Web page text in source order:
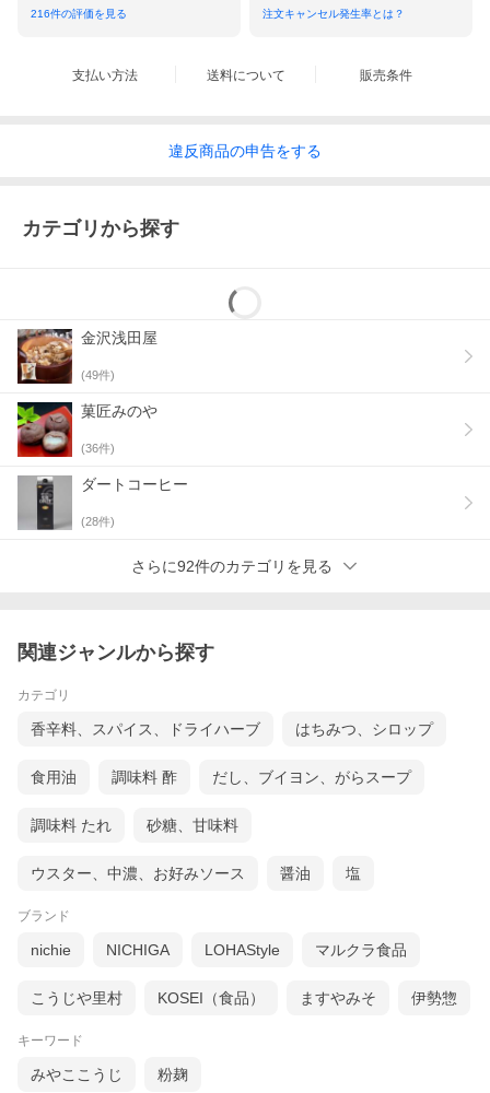
216件の評価を見る 注文キャンセル発生率とは？
支払い方法 送料について 販売条件
違反商品の申告をする
カテゴリから探す
金沢浅田屋
(49件)
菓匠みのや
(36件)
ダートコーヒー
(28件)
さらに92件のカテゴリを見る
関連ジャンルから探す
カテゴリ
香辛料、スパイス、ドライハーブ はちみつ、シロップ
食用油 調味料 酢 だし、ブイヨン、がらスープ
調味料 たれ 砂糖、甘味料
ウスター、中濃、お好みソース 醤油 塩
ブランド
nichie NICHIGA LOHAStyle マルクラ食品
こうじや里村 KOSEI（食品） ますやみそ 伊勢惣
キーワード
みやここうじ 粉麹